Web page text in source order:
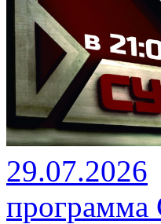
29.07.2026
программа